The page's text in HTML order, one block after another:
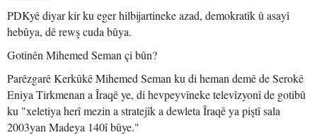
PDKyê diyar kir ku eger hilbijartineke azad, demokratîk û asayî
hebûya, dê rewş cuda bûya.
Gotinên Mihemed Seman çi bûn?
Parêzgarê Kerkûkê Mihemed Seman ku di heman demê de Serokê
Eniya Tirkmenan a Îraqê ye, di hevpeyvîneke televîzyonî de gotibû
ku "xeletiya herî mezin a stratejîk a dewleta Îraqê ya piştî sala
2003yan Madeya 140î bûye."